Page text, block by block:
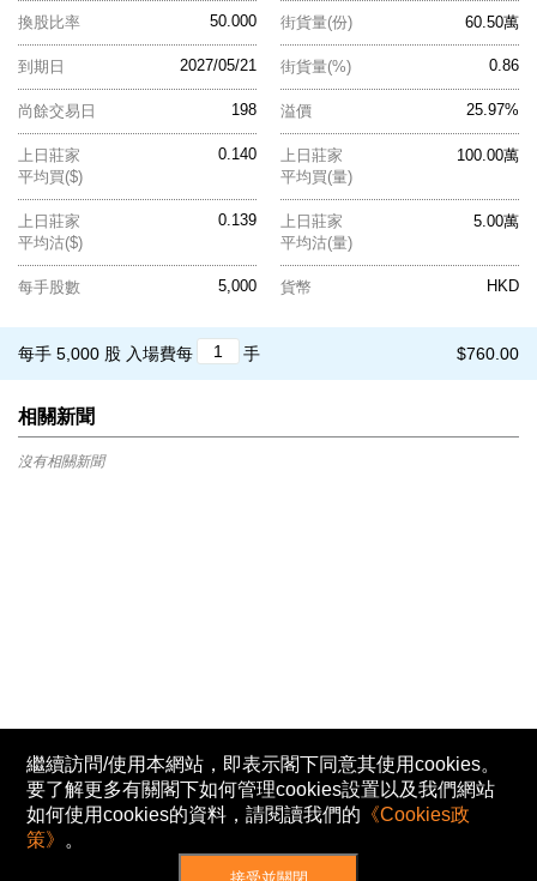
50.000
換股比率 60.50萬
街貨量(份)
2027/05/21
到期日 0.86
街貨量(%)
198
尚餘交易日 25.97%
溢價
0.140
上日莊家
平均買($)
100.00萬
上日莊家
平均買(量)
0.139
上日莊家
平均沽($)
5.00萬
上日莊家
平均沽(量)
5,000
每手股數 HKD
貨幣
$760.00
每手 5,000 股 入場費每 手
相關新聞
沒有相關新聞
繼續訪問/使用本網站，即表示閣下同意其使用cookies。
要了解更多有關閣下如何管理cookies設置以及我們網站
如何使用cookies的資料，請閱讀我們的 《Cookies政
策》 。